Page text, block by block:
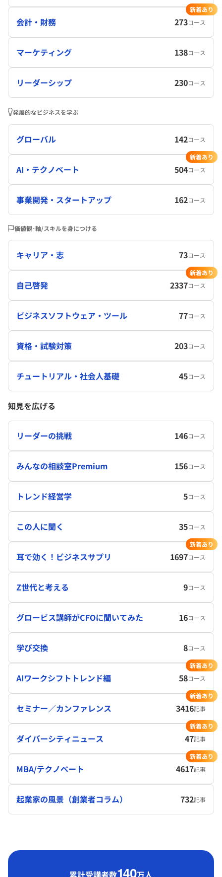
会計・財務 273コース
新着あり
マーケティング 138コース
リーダーシップ 230コース
発展的なビジネスを学ぶ
グローバル 142コース
AI・テクノベート 504コース
新着あり
事業開発・スタートアップ 162コース
価値観･軸/スキルを身につける
キャリア・志 73コース
自己啓発 2337コース
新着あり
ビジネスソフトウェア・ツール 77コース
資格・試験対策 203コース
チュートリアル・社会人基礎 45コース
知見を広げる
リーダーの挑戦 146コース
みんなの相談室Premium 156コース
トレンド経営学 5コース
この人に聞く 35コース
耳で効く！ビジネスサプリ 1697コース
新着あり
Z世代と考える 9コース
グロービス講師がCFOに聞いてみた 16コース
学び交換 8コース
AIワークシフトトレンド編 58コース
新着あり
セミナー／カンファレンス 3416記事
新着あり
ダイバーシティニュース 47記事
新着あり
MBA/テクノベート 4617記事
新着あり
起業家の風景（創業者コラム） 732記事
累計受講者数140万人